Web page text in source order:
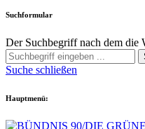
Suchformular
Der Suchbegriff nach dem die
Suche schließen
Hauptmenü: